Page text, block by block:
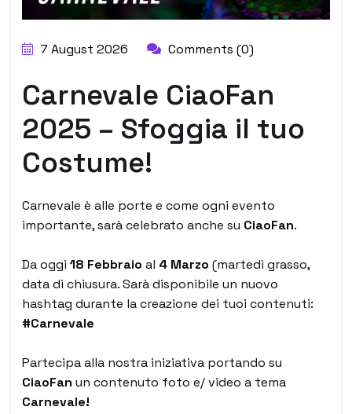
7 August 2026 Comments (0)
Carnevale CiaoFan
2025 – Sfoggia il tuo
Costume!
Carnevale è alle porte e come ogni evento
importante, sarà celebrato anche su CiaoFan.
Da oggi 18 Febbraio al 4 Marzo (martedì grasso,
data di chiusura. Sarà disponibile un nuovo
hashtag durante la creazione dei tuoi contenuti:
#Carnevale
Partecipa alla nostra iniziativa portando su
CiaoFan un contenuto foto e/ video a tema
Carnevale!